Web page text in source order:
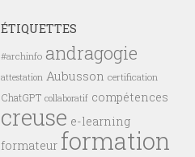
ÉTIQUETTES
#archinfo andragogie
attestation Aubusson certification
ChatGPT collaboratif compétences
creuse e-learning
formateur formation